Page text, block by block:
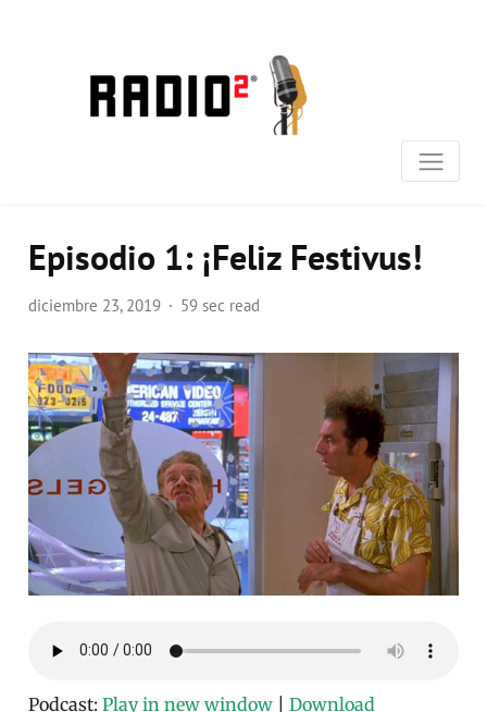
Episodio 1: ¡Feliz Festivus!
diciembre 23, 2019 59 sec read
Podcast:Play in new window |Download